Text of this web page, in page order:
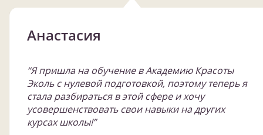
Анастасия
“Я пришла на обучение в Академию Красоты
Эколь с нулевой подготовкой, поэтому теперь я
стала разбираться в этой сфере и хочу
усовершенствовать свои навыки на других
курсах школы!”